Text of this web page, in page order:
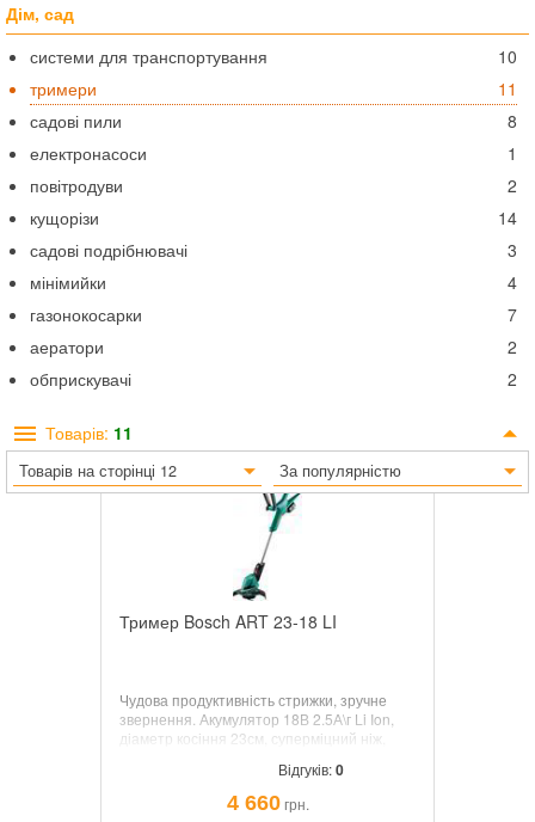
Дім, сад
10
системи для транспортування
11
тримери
8
садові пили
1
електронасоси
2
повітродуви
14
кущорізи
3
садові подрібнювачі
4
мінімийки
7
газонокосарки
2
аератори
2
обприскувачі
Товарів: 11
Товарів на сторінці 12 За популярністю
Тример Bosch ART 23-18 LI
Чудова продуктивність стрижки, зручне
звернення. Акумулятор 18В 2.5А\г Li Ion,
діаметр косіння 23см, суперміцний ніж,
Відгуків:0
4 660грн.